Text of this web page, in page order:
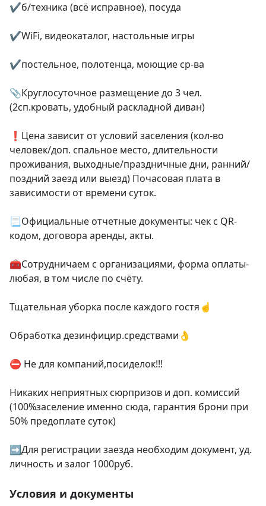
✔️б/техника (всё исправное), посуда
✔️WiFi, видеокаталог, настольные игры
✔️постельное, полотенца, моющие ср-ва
📎Круглосуточное размещение до 3 чел.
(2сп.кровать, удобный раскладной диван)
❗Цена зависит от условий заселения (кол-во
человек/доп. спальное место, длительности
проживания, выходные/праздничные дни, ранний/
поздний заезд или выезд) Почасовая плата в
зависимости от времени суток.
📃Официальные отчетные документы: чек с QR-
кодом, договора аренды, акты.
🧰Сотрудничаем с организациями, форма оплаты-
любая, в том числе по счёту.
Тщательная уборка после каждого гостя☝️
Обработка дезинфицир.средствами👌
⛔ Не для компаний,посиделок!!!
Никаких неприятных сюрпризов и доп. комиссий
(100%заселение именно сюда, гарантия брони при
50% предоплате суток)
➡️Для регистрации заезда необходим документ, уд.
личность и залог 1000руб.
Условия и документы